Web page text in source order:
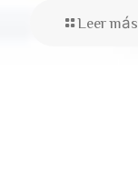
Leer más